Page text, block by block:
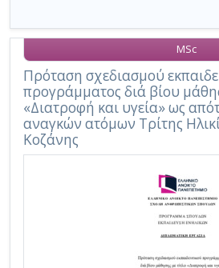
Πρόταση σχεδιασμού
προγράμματος διά βίου
«Διατροφή και υγεία» ως
αναγκών ατόμων Τρίτης
Κοζάνης
MSc